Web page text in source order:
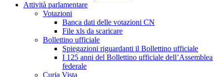
Attività parlamentare
Votazioni
Banca dati delle votazioni CN
File xls da scaricare
Bollettino ufficiale
Spiegazioni riguardanti il Bollettino ufficiale
I 125 anni del Bollettino ufficiale dell’Assemblea
federale
Curia Vista